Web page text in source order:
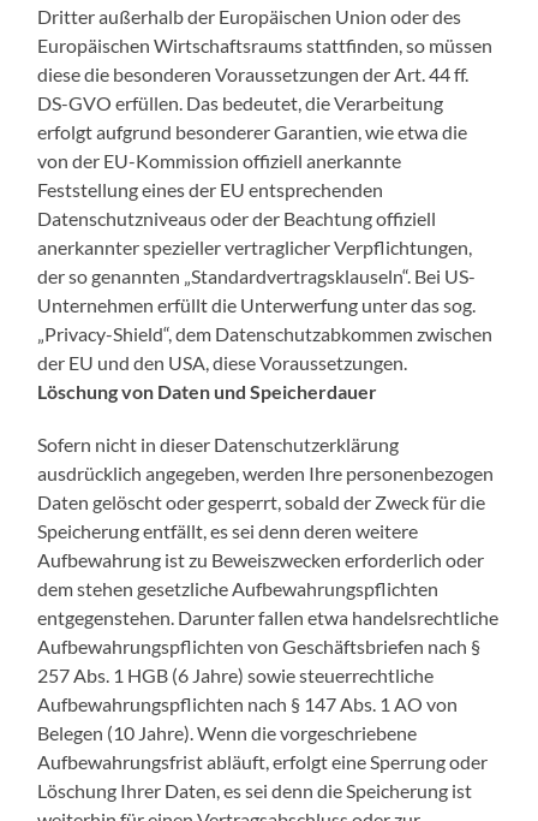
Dritter außerhalb der Europäischen Union oder des
Europäischen Wirtschaftsraums stattfinden, so müssen
diese die besonderen Voraussetzungen der Art. 44 ff.
DS-GVO erfüllen. Das bedeutet, die Verarbeitung
erfolgt aufgrund besonderer Garantien, wie etwa die
von der EU-Kommission offiziell anerkannte
Feststellung eines der EU entsprechenden
Datenschutzniveaus oder der Beachtung offiziell
anerkannter spezieller vertraglicher Verpflichtungen,
der so genannten „Standardvertragsklauseln“. Bei US-
Unternehmen erfüllt die Unterwerfung unter das sog.
„Privacy-Shield“, dem Datenschutzabkommen zwischen
der EU und den USA, diese Voraussetzungen.
Löschung von Daten und Speicherdauer
Sofern nicht in dieser Datenschutzerklärung
ausdrücklich angegeben, werden Ihre personenbezogen
Daten gelöscht oder gesperrt, sobald der Zweck für die
Speicherung entfällt, es sei denn deren weitere
Aufbewahrung ist zu Beweiszwecken erforderlich oder
dem stehen gesetzliche Aufbewahrungspflichten
entgegenstehen. Darunter fallen etwa handelsrechtliche
Aufbewahrungspflichten von Geschäftsbriefen nach §
257 Abs. 1 HGB (6 Jahre) sowie steuerrechtliche
Aufbewahrungspflichten nach § 147 Abs. 1 AO von
Belegen (10 Jahre). Wenn die vorgeschriebene
Aufbewahrungsfrist abläuft, erfolgt eine Sperrung oder
Löschung Ihrer Daten, es sei denn die Speicherung ist